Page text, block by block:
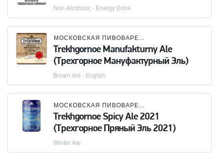
Non-Alcoholic - Energy Drink
МОСКОВСКАЯ ПИВОВАРЕННАЯ КОМПАНИЯ (МПК)
Trekhgornoe Manufakturny Ale
(Трехгорное Мануфактурный Эль)
Brown Ale - English
МОСКОВСКАЯ ПИВОВАРЕННАЯ КОМПАНИЯ (МПК)
Trekhgornoe Spicy Ale 2021
(Трехгорное Пряный Эль 2021)
Winter Ale